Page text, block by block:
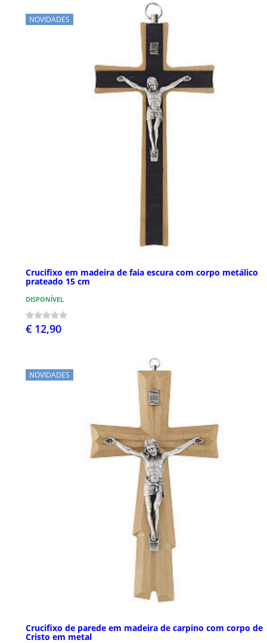
NOVIDADES
Crucifixo em madeira de faia escura com corpo metálico
prateado 15 cm
DISPONÍVEL
€ 12,90
NOVIDADES
Crucifixo de parede em madeira de carpino com corpo de
Cristo em metal